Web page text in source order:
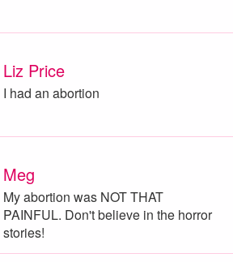
Liz Price
I had an abortion
Meg
My abortion was NOT THAT
PAINFUL. Don't believe in the horror
stories!